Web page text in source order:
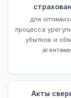
для
процесса
убытков и
агентами
Акты